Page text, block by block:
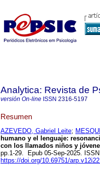
Analytica: Revista de
versión On-line ISSN 2316-5197
Resumen
AZEVEDO, Gabriel Leite;
humano y el lenguaje:
con los llamados niños y
pp.1-29. Epub 05-Sep-2025.
https://doi.org/10.69751/